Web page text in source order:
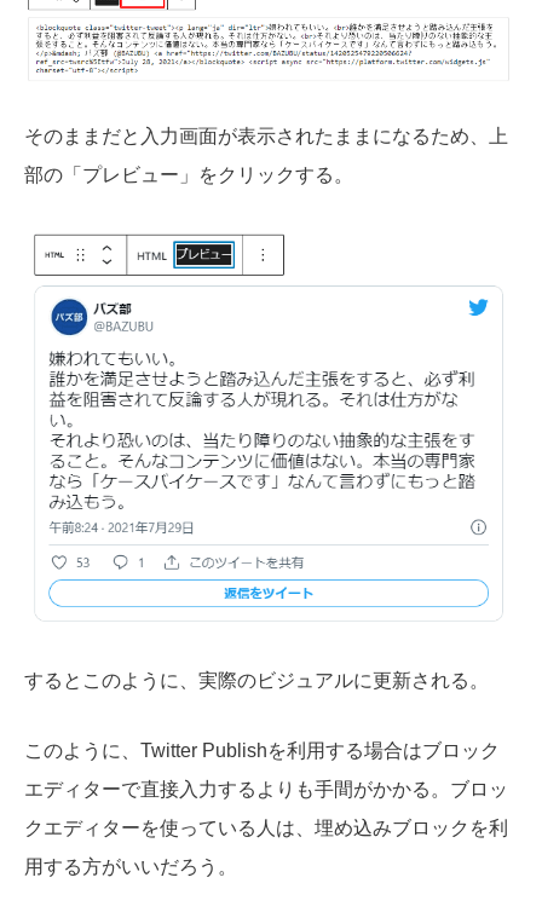
そのままだと入力画面が表示されたままになるため、上
部の「プレビュー」をクリックする。
するとこのように、実際のビジュアルに更新される。
このように、Twitter Publishを利用する場合はブロック
エディターで直接入力するよりも手間がかかる。ブロッ
クエディターを使っている人は、埋め込みブロックを利
用する方がいいだろう。